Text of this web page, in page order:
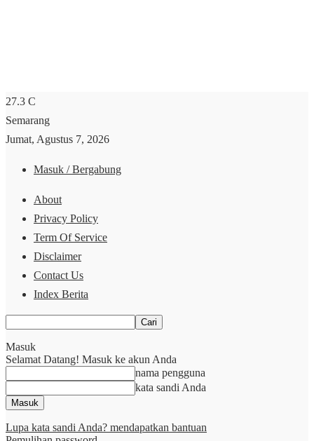
27.3 C
Semarang
Jumat, Agustus 7, 2026
Masuk / Bergabung
About
Privacy Policy
Term Of Service
Disclaimer
Contact Us
Index Berita
Masuk
Selamat Datang! Masuk ke akun Anda
nama pengguna
kata sandi Anda
Lupa kata sandi Anda? mendapatkan bantuan